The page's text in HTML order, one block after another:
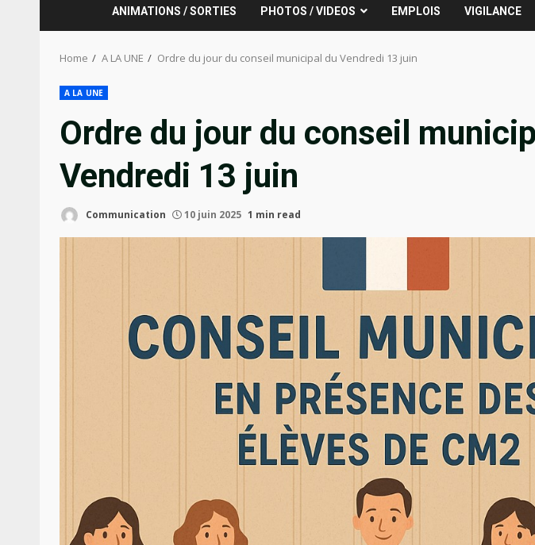
ANIMATIONS / SORTIES PHOTOS / VIDEOS EMPLOIS VIGILANCE
Home A LA UNE Ordre du jour du conseil municipal du Vendredi 13 juin
A LA UNE
Ordre du jour du conseil
Vendredi 13 juin
Communication 10 juin 2025 1 min read